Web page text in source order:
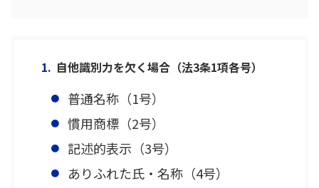
自他識別力を欠く場合（法3条1項各号）
普通名称（1号）
慣用商標（2号）
記述的表示（3号）
ありふれた氏・名称（4号）